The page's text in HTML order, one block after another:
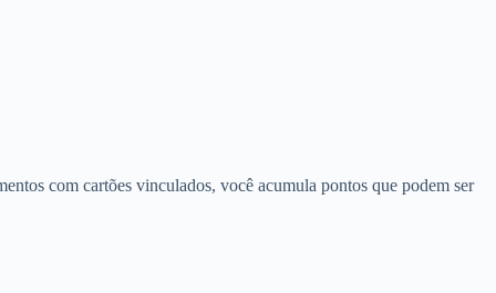
com cartões vinculados, você acumula pontos que podem ser